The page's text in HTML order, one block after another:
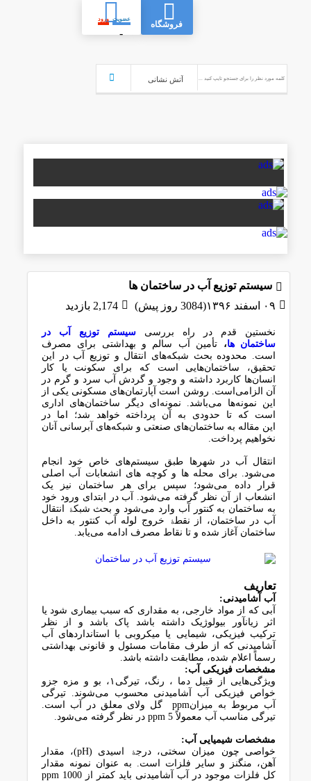
فروشگاه
عضویت
-
ورود
سیستم توزیع آب در ساختمان ها
۰۹ اسفند ۱۳۹۶(3084 روز پیش)
2,174 بازدید
ﻧﺨﺴﺘﯿﻦ ﻗﺪم در راه بررسیﺳﯿﺴﺘﻢ ﺗﻮزﯾﻊ آب در
ﺳﺎﺧﺘﻤﺎن ﻫﺎ، ﺗﺄﻣﯿﻦ آب ﺳﺎﻟﻢ و ﺑﻬﺪاﺷﺘﯽ ﺑﺮای ﻣﺼﺮف
اﺳﺖ. ﻣﺤﺪوده ﺑﺤﺚ ﺷﺒﮑﻪﻫﺎی اﻧﺘﻘﺎل و ﺗﻮزﯾﻊ آب در اﯾﻦ
ﺗﺤﻘﯿﻖ، ﺳﺎﺧﺘﻤﺎنﻫﺎﯾﯽ اﺳﺖ ﮐﻪ ﺑﺮای ﺳﮑﻮﻧﺖ ﯾﺎ ﮐﺎر
اﻧﺴﺎنﻫﺎ ﮐﺎرﺑﺮد داﺷﺘﻪ و وﺟﻮد و ﮔﺮدش آب ﺳﺮد و ﮔﺮم در
آن اﻟﺰاﻣﯽاﺳﺖ. روﺷﻦ اﺳﺖ آﭘﺎرﺗﻤﺎنﻫﺎی ﻣﺴﮑﻮﻧﯽ ﯾﮑﯽ از
اﯾﻦ ﻧﻤﻮﻧﻪﻫﺎ ﻣﯽﺑﺎﺷﺪ. ﻧﻤﻮﻧﻪای دﯾﮕﺮ ﺳﺎﺧﺘﻤﺎنﻫﺎی اداری
اﺳﺖ ﮐﻪ ﺗﺎ ﺣﺪودی ﺑﻪ آن ﭘﺮداﺧﺘﻪ ﺧﻮاﻫﺪ ﺷﺪ؛ اﻣﺎ در
اﯾﻦ ﻣﻘﺎﻟﻪ ﺑﻪ ﺳﺎﺧﺘﻤﺎنﻫﺎی ﺻﻨﻌﺘﯽ و ﺷﺒﮑﻪﻫﺎی آبرﺳﺎﻧﯽ آﻧﺎن
ﻧﺨﻮاﻫﯿﻢ ﭘﺮداﺧﺖ.
اﻧﺘﻘﺎل آب در ﺷﻬﺮﻫﺎ ﻃﺒﻖ ﺳﯿﺴﺘﻢﻫﺎی ﺧﺎص ﺧﻮد اﻧﺠﺎم
ﻣﯽﺷﻮد. ﺑﺮای ﻣﺤﻠﻪ ﻫﺎ و ﮐﻮﭼﻪ ﻫﺎی اﻧﺸﻌﺎﺑﺎت آب اﺻﻠﯽ
ﻗﺮار داده ﻣﯽﺷﻮد؛ ﺳﭙﺲ ﺑﺮای ﻫﺮ ﺳﺎﺧﺘﻤﺎن ﻧﯿﺰ ﯾﮏ
اﻧﺸﻌﺎب از آن ﻧﻈﺮ ﮔﺮﻓﺘﻪ ﻣﯽﺷﻮد. آب در اﺑﺘﺪای ورود ﺧﻮد
ﺑﻪ ﺳﺎﺧﺘﻤﺎن ﺑﻪ ﮐﻨﺘﻮر آب وارد ﻣﯽﺷﻮد و ﺑﺤﺚ ﺷﺒﮑﮥ اﻧﺘﻘﺎل
آب در ﺳﺎﺧﺘﻤﺎن، از ﻧﻘﻄﮥ ﺧﺮوج ﻟﻮﻟﻪ آب ﮐﻨﺘﻮر ﺑﻪ داﺧﻞ
ﺳﺎﺧﺘﻤﺎن آﻏﺎز ﺷﺪه و ﺗﺎ ﻧﻘﺎط ﻣﺼﺮف اداﻣﻪ ﻣﯽﯾﺎﺑﺪ.
ﺗﻌﺎرﯾﻒ
آب آﺷﺎﻣﯿﺪﻧﯽ:
آﺑﯽ ﮐﻪ از ﻣﻮاد ﺧﺎرﺟﯽ، ﺑﻪ ﻣﻘﺪاری ﮐﻪ ﺳﺒﺐ ﺑﯿﻤﺎری ﺷﻮد ﯾﺎ
اﺛﺮ زﯾﺎنآور ﺑﯿﻮﻟﻮژﯾﮏ داﺷﺘﻪ ﺑﺎﺷﺪ ﭘﺎک ﺑﺎﺷﺪ و از ﻧﻈﺮ
ﺗﺮﮐﯿﺐ ﻓﯿﺰﯾﮑﯽ، ﺷﯿﻤﺎﯾﯽ ﯾﺎ ﻣﯿﮑﺮوﺑﯽ ﺑﺎ اﺳﺘﺎﻧﺪاردﻫﺎی آب
آﺷﺎﻣﯿﺪﻧﯽ ﮐﻪ از ﻃﺮف ﻣﻘﺎﻣﺎت ﻣﺴﺌﻮل و ﻗﺎﻧﻮﻧﯽ ﺑﻬﺪاﺷﺘﯽ
رﺳﻤﺎً اﻋﻼم ﺷﺪه، ﻣﻄﺎﺑﻘﺖ داﺷﺘﻪ ﺑﺎﺷﺪ.
ﻣﺸﺨﺼﺎت ﻓﯿﺰﯾﮑﯽ آب:
وﯾﮋﮔﯽﻫﺎﯾﯽ از ﻗﺒﯿﻞ دﻣﺎ ، رﻧﮓ، ﺗﯿﺮﮔﯽ۱، ﺑﻮ و ﻣﺰه ﺟﺰو
ﺧﻮاص ﻓﯿﺰﯾﮑﯽ آب آﺷﺎﻣﯿﺪﻧﯽ ﻣﺤﺴﻮب ﻣﯽﺷﻮﻧﺪ. ﺗﯿﺮﮔﯽ
آب ﻣﺮﺑﻮط ﺑﻪ ﻣﯿﺰانppm ﮔﻞ وﻻی ﻣﻌﻠﻖ در آب اﺳﺖ.
ﺗﯿﺮﮔﯽ ﻣﻨﺎﺳﺐ آب ﻣﻌﻤﻮﻻً ppm 5 در ﻧﻈﺮ ﮔﺮﻓﺘﻪ ﻣﯽﺷﻮد.
ﻣﺸﺨﺼﺎت ﺷﯿﻤﯿﺎﯾﯽ آب:
ﺧﻮاﺻﯽ ﭼﻮن ﻣﯿﺰان ﺳﺨﺘﯽ، درﺟﮥ اﺳﯿﺪی (pH)، ﻣﻘﺪار
آﻫﻦ، ﻣﻨﮕﻨﺰ و ﺳﺎﯾﺮ ﻓﻠﺰات اﺳﺖ. ﺑﻪ ﻋﻨﻮان ﻧﻤﻮﻧﻪ ﻣﻘﺪار
ﮐﻞ ﻓﻠﺰات ﻣﻮﺟﻮد در آب آﺷﺎﻣﯿﺪﻧﯽ ﺑﺎﯾﺪ ﮐﻤﺘﺮ از ppm 1000